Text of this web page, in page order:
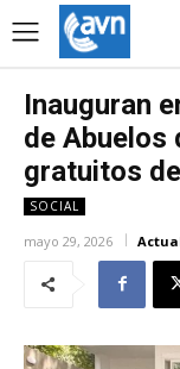
Inauguran
de Abuelos
gratuitos
SOCIAL
mayo 29, 2026